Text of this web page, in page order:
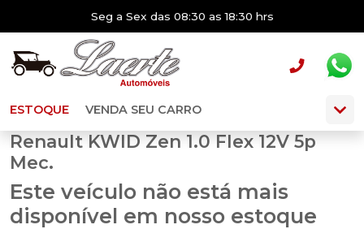
Seg a Sex das 08:30 as 18:30 hrs
ESTOQUE VENDA SEU CARRO
Renault KWID Zen 1.0 Flex 12V 5p
Mec.
Este veículo não está mais
disponível em nosso estoque